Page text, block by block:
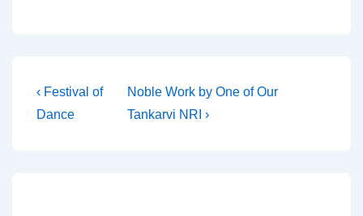
Post
navigation
Previous
Post
‹ Festival of
Dance
Next
Post
Noble Work by One of Our
Tankarvi NRI ›